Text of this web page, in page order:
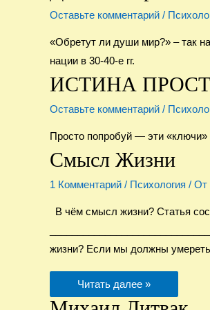
Оставьте комментарий /
«Обретут ли души мир?» – так
нации в 30-40-е гг.
ИСТИНА
Оставьте комментарий /
Просто попробуй — эти «ключи»
Смысл Жизни
1 Комментарий / Психология / От
В чём смысл жизни? Статья
жизни? Если мы должны
Смысл
Жизни
Читать далее »